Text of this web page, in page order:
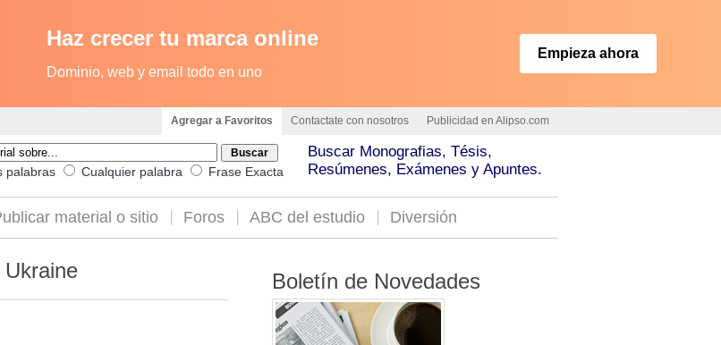
Haz crecer tu marca online
Dominio, web y email todo en uno
Empieza ahora
Agregar a Favoritos Contactate con nosotros Publicidad en Alipso.com
palabras Cualquier palabra Frase Exacta
Buscar Monografias, Tésis,
Resúmenes, Exámenes y Apuntes.
material o sitio Foros ABC del estudio Diversión
Boletín de Novedades